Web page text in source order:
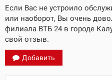
Если Вас не устроило
или наоборот, Вы очень
филиала ВТБ 24 в городе
свой отзыв.
Добавить